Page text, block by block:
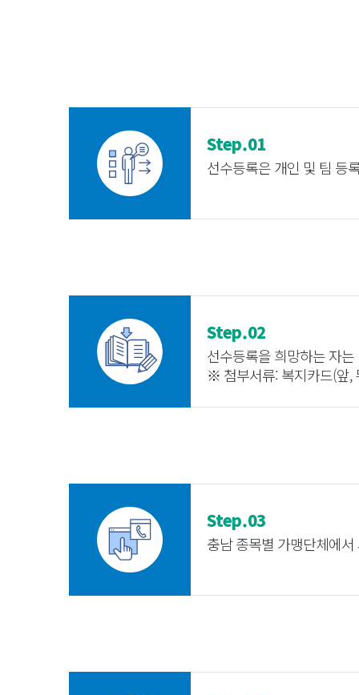
Step.01
선수등록은 개인 및 팀 등
Step.02
선수등록을 희망하는 자
※ 첨부서류: 복지카드(앞,
Step.03
충남 종목별 가맹단체에